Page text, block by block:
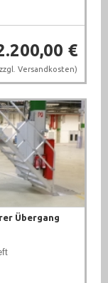
€
Versandkosten)
Übergang